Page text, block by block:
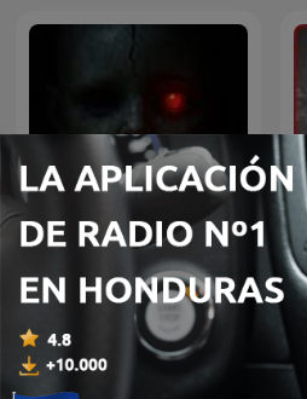
Cuentos de Miedo